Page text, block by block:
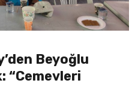
Beyoğlu
“Cemevleri